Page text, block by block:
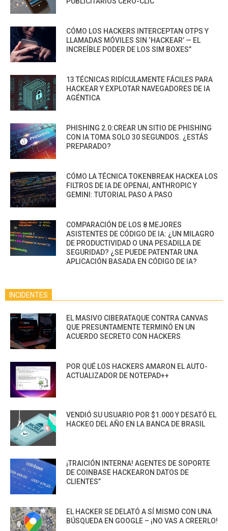
CÓMO LOS HACKERS INTERCEPTAN OTPS Y
LLAMADAS MÓVILES SIN ‘HACKEAR’ — EL
INCREÍBLE PODER DE LOS SIM BOXES”
13 TÉCNICAS RIDÍCULAMENTE FÁCILES PARA
HACKEAR Y EXPLOTAR NAVEGADORES DE IA
AGÉNTICA
PHISHING 2.0:CREAR UN SITIO DE PHISHING
CON IA TOMA SOLO 30 SEGUNDOS. ¿ESTÁS
PREPARADO?
CÓMO LA TÉCNICA TOKENBREAK HACKEA LOS
FILTROS DE IA DE OPENAI, ANTHROPIC Y
GEMINI: TUTORIAL PASO A PASO
COMPARACIÓN DE LOS 8 MEJORES
ASISTENTES DE CÓDIGO DE IA: ¿UN MILAGRO
DE PRODUCTIVIDAD O UNA PESADILLA DE
SEGURIDAD? ¿SE PUEDE PATENTAR UNA
APLICACIÓN BASADA EN CÓDIGO DE IA?
INCIDENTES
EL MASIVO CIBERATAQUE CONTRA CANVAS
QUE PRESUNTAMENTE TERMINÓ EN UN
ACUERDO SECRETO CON HACKERS
POR QUÉ LOS HACKERS AMARON EL AUTO-
ACTUALIZADOR DE NOTEPAD++
VENDIÓ SU USUARIO POR $1.000 Y DESATÓ EL
HACKEO DEL AÑO EN LA BANCA DE BRASIL
¡TRAICIÓN INTERNA! AGENTES DE SOPORTE
DE COINBASE HACKEARON DATOS DE
CLIENTES”
EL HACKER SE DELATÓ A SÍ MISMO CON UNA
BÚSQUEDA EN GOOGLE – ¡NO VAS A CREERLO!